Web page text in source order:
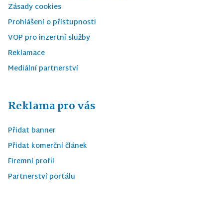
Zásady cookies
Prohlášení o přístupnosti
VOP pro inzertní služby
Reklamace
Mediální partnerství
Reklama pro vás
Přidat banner
Přidat komerční článek
Firemní profil
Partnerství portálu